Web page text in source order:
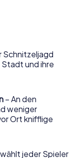
Schnitzeljagd
Stadt und ihre
– An den
weniger
Ort knifflige
jeder Spieler